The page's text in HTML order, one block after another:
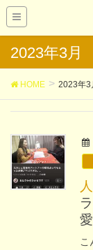
2023年3月
HOME 2023年3
人気 Youtuber おたひか 第２弾コ
こ